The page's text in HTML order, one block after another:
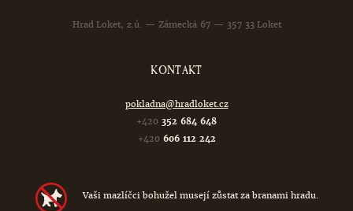
Hrad Loket, z.ú. — Zámecká 67 — 357 33 Loket
KONTAKT
pokladna@hradloket.cz
+420 352 684 648
+420 606 112 242
Vaši mazlíčci bohužel musejí zůstat za branami hradu.